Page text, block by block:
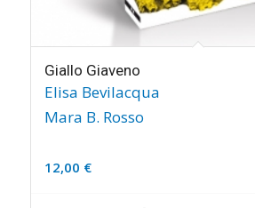
Giallo Giaveno
Elisa Bevilacqua
Mara B. Rosso
12,00 €